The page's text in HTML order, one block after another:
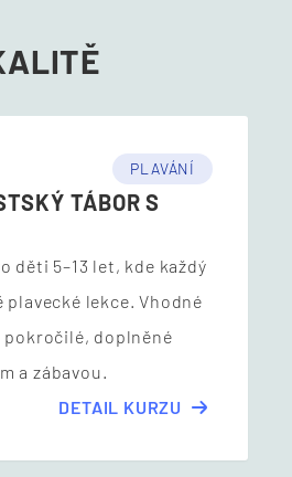
PLAVÁNÍ
TÁBOR S
děti 5–13 let, kde každý
plavecké lekce. Vhodné
pokročilé, doplněné
a zábavou.
DETAIL KURZU